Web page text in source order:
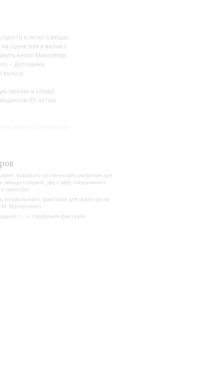
и легко о вещах
сцене или в жизни с
юного Михалкова,
– Деточкина,
вальса.
любовь и славу)
85-летию
И, в то же время,
вариаций "Русь
разным душевным
этого сочинения
вокально-поэтическая симфония для
меццо-сопрано, двух арф, смешанного
оркестра
колокольная», фантазия для оркестра на
М. Мусоргского
с...», симфония-фантазия